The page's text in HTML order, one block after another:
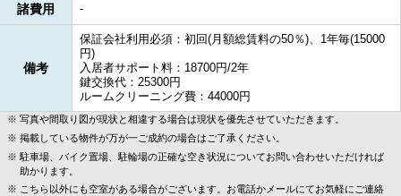
諸費用 -
備考
保証会社利用必須：初回(月額総賃料の50％)、1年毎(15000
円)
入居者サポート料：18700円/2年
鍵交換代：25300円
ルームクリーニング費：44000円
写真や間取り図が現状と相違する場合は現状を優先させていただきます。
掲載している物件が万が一ご成約の場合はご了承ください。
駐車場、バイク置場、駐輪場の正確な空き状況についてお問い合わせいただければ
助かります。
こちら以外にも空室がある場合がございます。お電話かメールにてお気軽にご連絡